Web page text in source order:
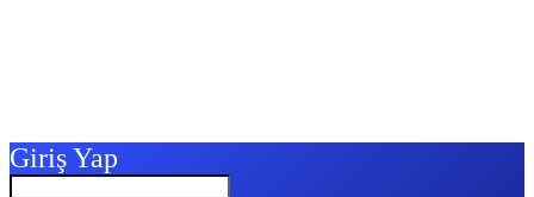
Giriş Yap